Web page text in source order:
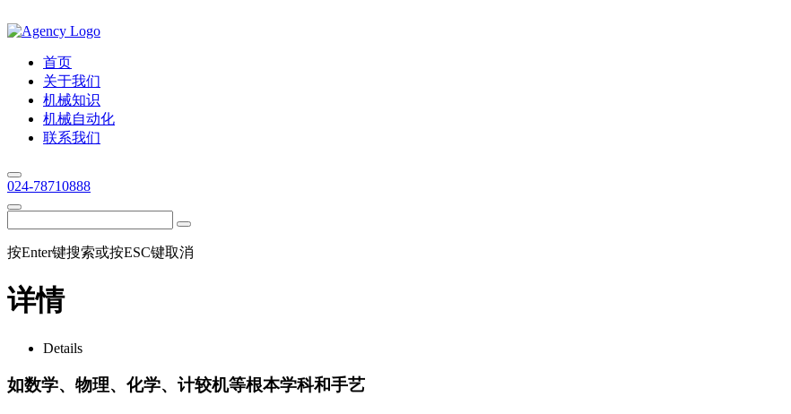
首页
关于我们
机械知识
机械自动化
联系我们
024-78710888
按Enter键搜索或按ESC键取消
详情
Details
如数学、物理、化学、计较机等根本学科和手艺